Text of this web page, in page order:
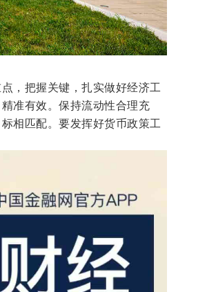
，把握关键，扎实做好经济工
准有效。保持流动性合理充
相匹配。要发挥好货币政策工